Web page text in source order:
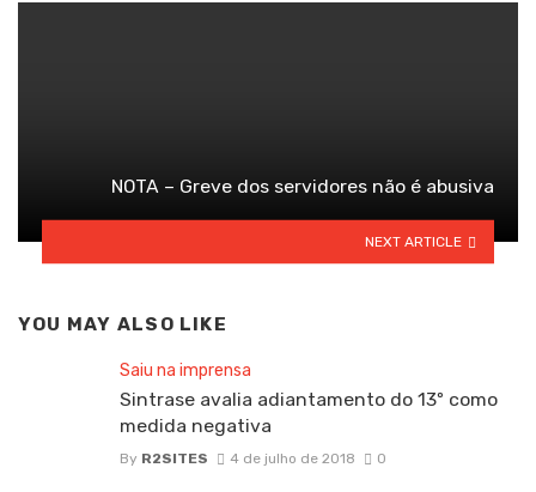
NOTA – Greve dos servidores não é abusiva
NEXT ARTICLE
YOU MAY ALSO LIKE
Saiu na imprensa
Sintrase avalia adiantamento do 13º como
medida negativa
By R2SITES 4 de julho de 2018 0